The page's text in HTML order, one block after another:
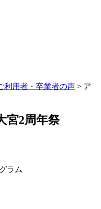
利用者・卒業者の声 > ア
宮2周年祭
ラム